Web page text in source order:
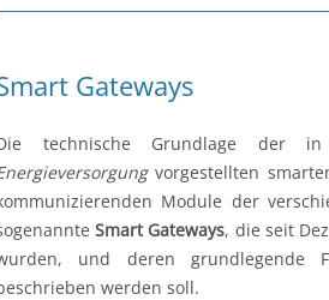
Energiepolitik
Energierecht
Energiewirtschaft
Kraftwerkstechnik
Gateways
technische Grundlage der
vorgestellten
Module der
Smart Gateways, die seit
und deren grundlegende
werden soll.